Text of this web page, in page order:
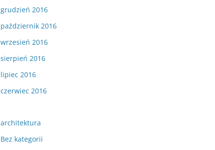
grudzień 2016
październik 2016
wrzesień 2016
sierpień 2016
lipiec 2016
czerwiec 2016
architektura
Bez kategorii